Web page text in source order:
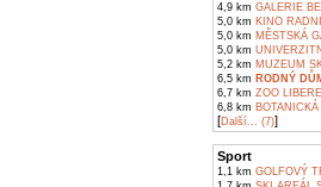
4,9 km GALERIE
5,0 km KINO
5,0 km MĚSTSKÁ
5,0 km
5,2 km MUZEUM
6,5 km RODNÝ
6,7 km ZOO
6,8 km
[Další... (7)]
Sport
1,1 km GOLFOVÝ